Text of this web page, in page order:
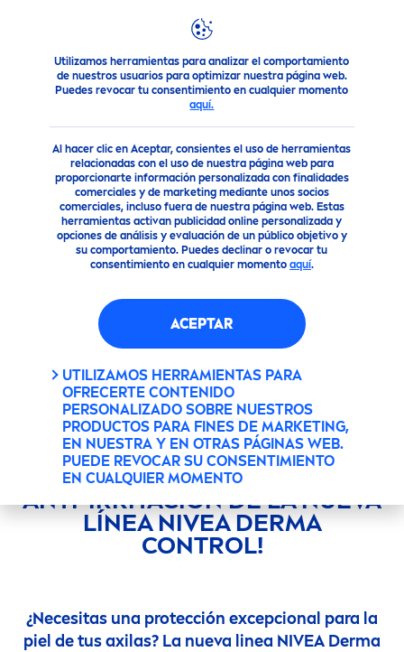
Utilizamos herramientas para analizar el comportamiento
de nuestros usuarios para optimizar nuestra página web.
Puedes revocar tu consentimiento en cualquier momento
aquí.
Al hacer clic en Aceptar, consientes el uso de herramientas
relacionadas con el uso de nuestra página web para
proporcionarte información personalizada con finalidades
comerciales y de marketing mediante unos socios
comerciales, incluso fuera de nuestra página web. Estas
herramientas activan publicidad online personalizada y
opciones de análisis y evaluación de un público objetivo y
su comportamiento. Puedes declinar o revocar tu
consentimiento en cualquier momento aquí.
ACEPTAR
UTILIZAMOS HERRAMIENTAS PARA
OFRECERTE CONTENIDO
PERSONALIZADO SOBRE NUESTROS
PRODUCTOS PARA FINES DE MARKETING,
EN NUESTRA Y EN OTRAS PÁGINAS WEB.
PUEDE REVOCAR SU CONSENTIMIENTO
EN CUALQUIER MOMENTO
Noticias destacadas NuevoNIVEADerma Control
¡FORTALECE LAS DEFENSAS
DE TU PIEL CON LA FÓRMULA
ANTI-IRRITACIÓN DE LA NUEVA
LÍNEANIVEADERMA
CONTROL!
¿Necesitas una protección excepcional para la
piel de tus axilas? La nueva linea NIVEA Derma